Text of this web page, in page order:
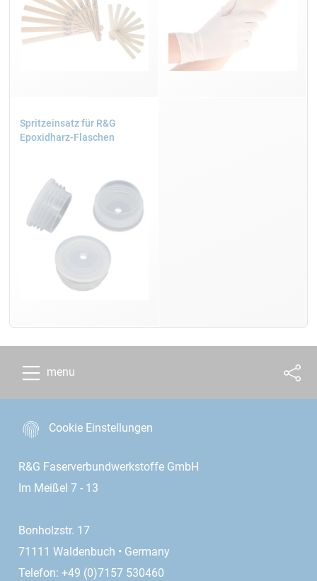
Spritzeinsatz für R&G
Epoxidharz-Flaschen
menu
Cookie Einstellungen
R&G Faserverbundwerkstoffe GmbH
Im Meißel 7 - 13
Bonholzstr. 17
71111 Waldenbuch • Germany
Telefon: +49 (0)7157 530460